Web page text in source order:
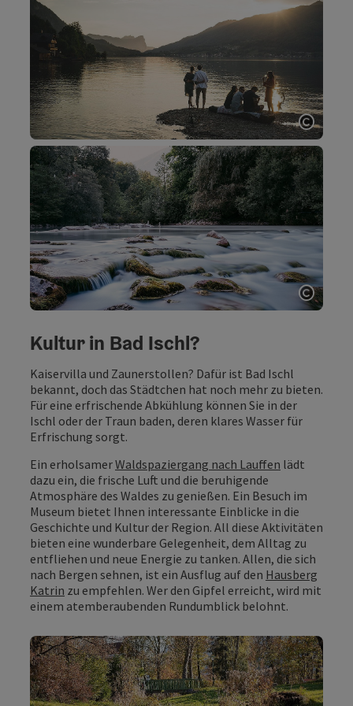
Kultur in Bad Ischl?
Kaiservilla und Zaunerstollen? Dafür ist Bad Ischl
bekannt, doch das Städtchen hat noch mehr zu bieten.
Für eine erfrischende Abkühlung können Sie in der
Ischl oder der Traun baden, deren klares Wasser für
Erfrischung sorgt.
Ein erholsamerWaldspaziergang nach Lauffen lädt
dazu ein, die frische Luft und die beruhigende
Atmosphäre des Waldes zu genießen. Ein Besuch im
Museum bietet Ihnen interessante Einblicke in die
Geschichte und Kultur der Region. All diese Aktivitäten
bieten eine wunderbare Gelegenheit, dem Alltag zu
entfliehen und neue Energie zu tanken. Allen, die sich
nach Bergen sehnen, ist ein Ausflug auf den Hausberg
Katrin zu empfehlen. Wer den Gipfel erreicht, wird mit
einem atemberaubenden Rundumblick belohnt.